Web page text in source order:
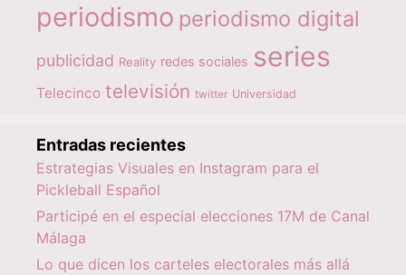
periodismo periodismo digital
publicidad Reality redes sociales series
Telecinco televisión twitter Universidad
Entradas recientes
Estrategias Visuales en Instagram para el
Pickleball Español
Participé en el especial elecciones 17M de Canal
Málaga
Lo que dicen los carteles electorales más allá